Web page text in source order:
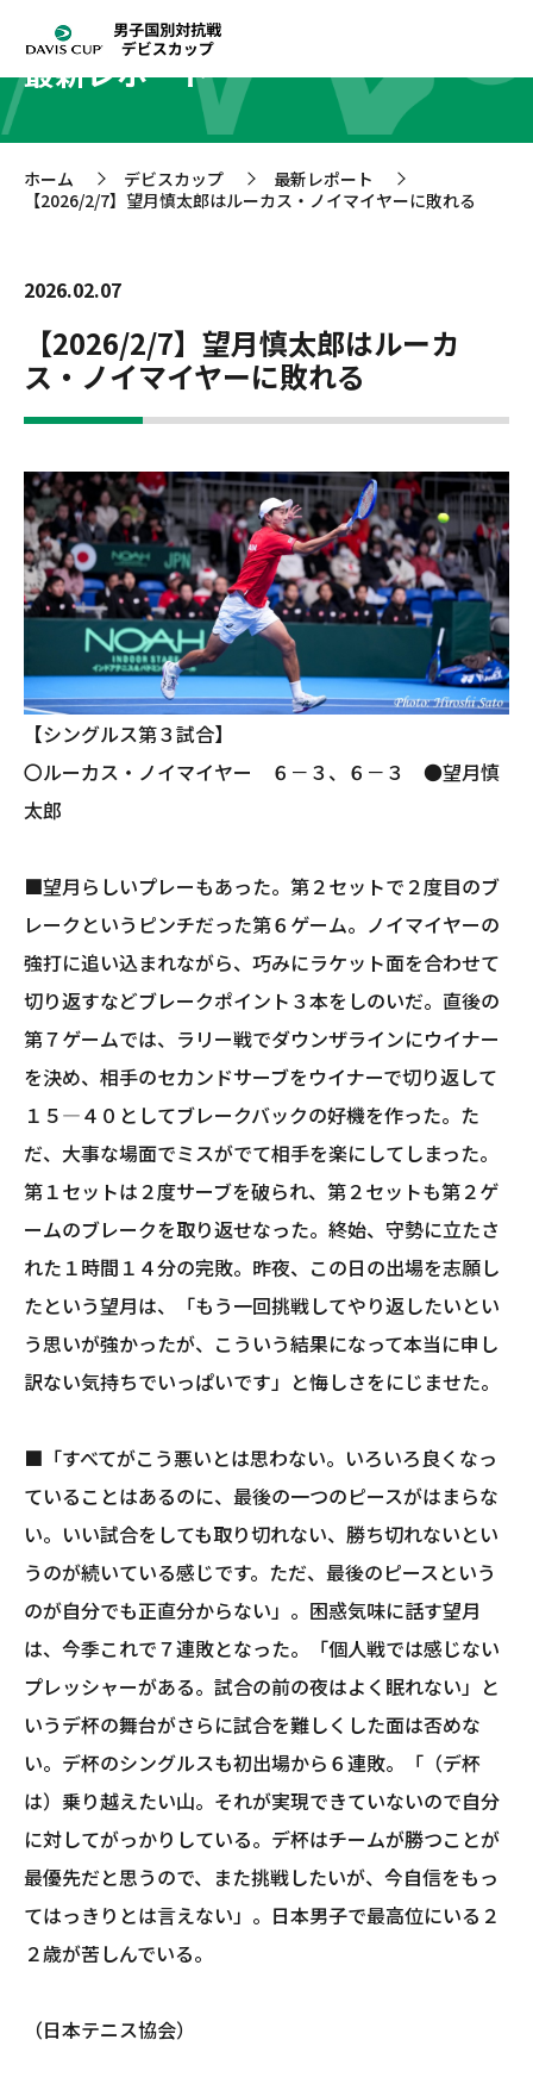
最新レポート
ホーム >
デビスカップ >
最新レポート
【2026/2/7】望月慎太郎はルーカス・ノイマイヤーに敗れる
2026.02.07
【2026/2/7】望月慎太郎はルーカ
ス・ノイマイヤーに敗れる
【シングルス第３試合】
〇ルーカス・ノイマイヤー ６－３、６－３ ●望月慎
太郎
■望月らしいプレーもあった。第２セットで２度目のブ
レークというピンチだった第６ゲーム。ノイマイヤーの
強打に追い込まれながら、巧みにラケット面を合わせて
切り返すなどブレークポイント３本をしのいだ。直後の
第７ゲームでは、ラリー戦でダウンザラインにウイナー
を決め、相手のセカンドサーブをウイナーで切り返して
１５―４０としてブレークバックの好機を作った。た
だ、大事な場面でミスがでて相手を楽にしてしまった。
第１セットは２度サーブを破られ、第２セットも第２ゲ
ームのブレークを取り返せなった。終始、守勢に立たさ
れた１時間１４分の完敗。昨夜、この日の出場を志願し
たという望月は、「もう一回挑戦してやり返したいとい
う思いが強かったが、こういう結果になって本当に申し
訳ない気持ちでいっぱいです」と悔しさをにじませた。
■「すべてがこう悪いとは思わない。いろいろ良くなっ
ていることはあるのに、最後の一つのピースがはまらな
い。いい試合をしても取り切れない、勝ち切れないとい
うのが続いている感じです。ただ、最後のピースという
のが自分でも正直分からない」。困惑気味に話す望月
は、今季これで７連敗となった。「個人戦では感じない
プレッシャーがある。試合の前の夜はよく眠れない」と
いうデ杯の舞台がさらに試合を難しくした面は否めな
い。デ杯のシングルスも初出場から６連敗。「（デ杯
は）乗り越えたい山。それが実現できていないので自分
に対してがっかりしている。デ杯はチームが勝つことが
最優先だと思うので、また挑戦したいが、今自信をもっ
てはっきりとは言えない」。日本男子で最高位にいる２
２歳が苦しんでいる。
（日本テニス協会）